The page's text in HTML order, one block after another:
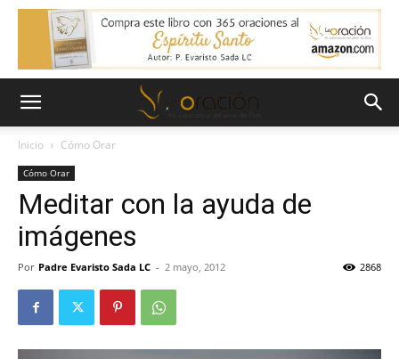
Inicio Cómo Orar
Cómo Orar
Meditar con la ayuda de
imágenes
Por Padre Evaristo Sada LC - 2 mayo, 2012 2868